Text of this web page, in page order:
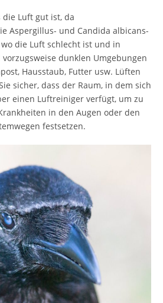
die Luft gut ist, da
Aspergillus- und Candida albicans-
die Luft schlecht ist und in
dunklen Umgebungen
Hausstaub, Futter usw. Lüften
sicher, dass der Raum, in dem sich
einen Luftreiniger verfügt, um zu
in den Augen oder den
festsetzen.